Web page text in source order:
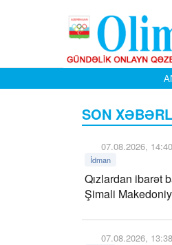
SON
07.08.2026, 14:40
İdman
Qızlardan ibarət
Şimali
07.08.2026, 13:38